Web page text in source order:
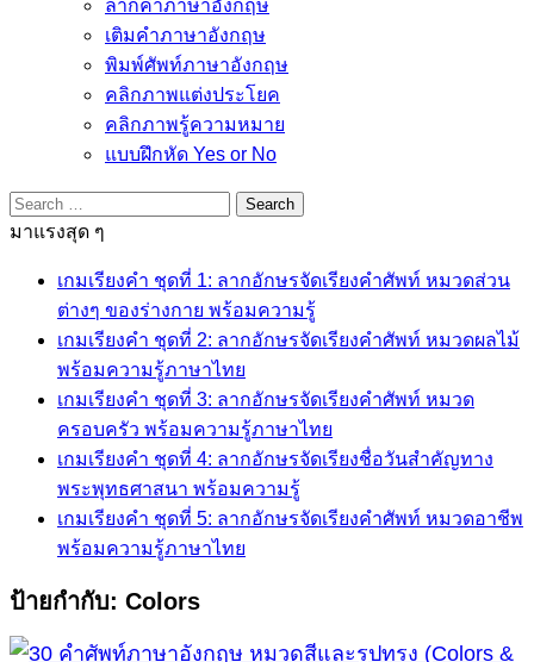
ลากคำภาษาอังกฤษ
เติมคำภาษาอังกฤษ
พิมพ์ศัพท์ภาษาอังกฤษ
คลิกภาพแต่งประโยค
คลิกภาพรู้ความหมาย
แบบฝึกหัด Yes or No
Search
for:
มาแรงสุด ๆ
เกมเรียงคำ ชุดที่ 1: ลากอักษรจัดเรียงคำศัพท์ หมวดส่วน
ต่างๆ ของร่างกาย พร้อมความรู้
เกมเรียงคำ ชุดที่ 2: ลากอักษรจัดเรียงคำศัพท์ หมวดผลไม้
พร้อมความรู้ภาษาไทย
เกมเรียงคำ ชุดที่ 3: ลากอักษรจัดเรียงคำศัพท์ หมวด
ครอบครัว พร้อมความรู้ภาษาไทย
เกมเรียงคำ ชุดที่ 4: ลากอักษรจัดเรียงชื่อวันสำคัญทาง
พระพุทธศาสนา พร้อมความรู้
เกมเรียงคำ ชุดที่ 5: ลากอักษรจัดเรียงคำศัพท์ หมวดอาชีพ
พร้อมความรู้ภาษาไทย
ป้ายกำกับ: Colors